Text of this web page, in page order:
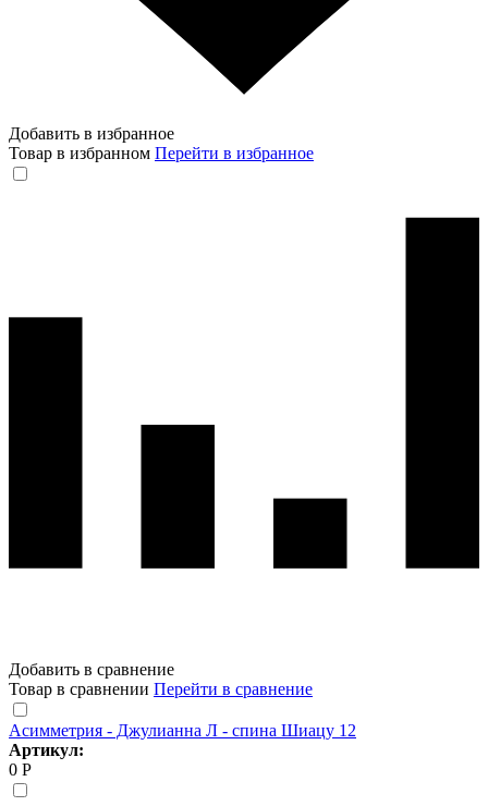
Добавить в избранное
Товар в избранном Перейти в избранное
Добавить в сравнение
Товар в сравнении Перейти в сравнение
Асимметрия - Джулианна Л - спина Шиацу 12
Артикул:
0 Р